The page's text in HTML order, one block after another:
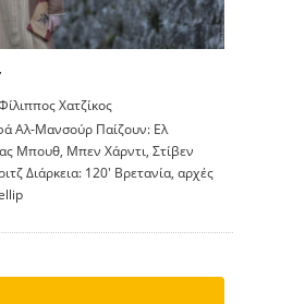
Χατζίκος
Αλ-Μανσούρ Παίζουν: Ελ
Μπουθ, Μπεν Χάρντι, Στίβεν
Διάρκεια: 120′ Βρετανία, αρχές